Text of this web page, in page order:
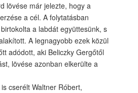
lövése már jelezte, hogy a
a cél. A folytatásban
a labdát együttesünk, s
A legnagyobb ezek közül
adódott, aki Beliczky Gergőtől
lövése azonban elkerülte a
cserélt Waltner Róbert,